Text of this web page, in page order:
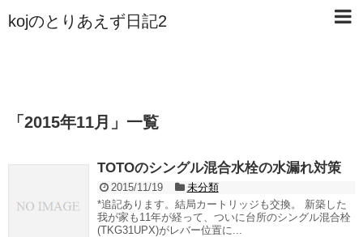
kojのとりあえず日記2
「 2015年11月 」 一覧
TOTOのシングル混合水栓の水漏れ対策
2015/11/19
未分類
*追記あります。結局カートリッジも交換。 新築した
我が家も11年が経って、ついに台所のシングル混合栓
(TKG31UPX)がレバー位置に...